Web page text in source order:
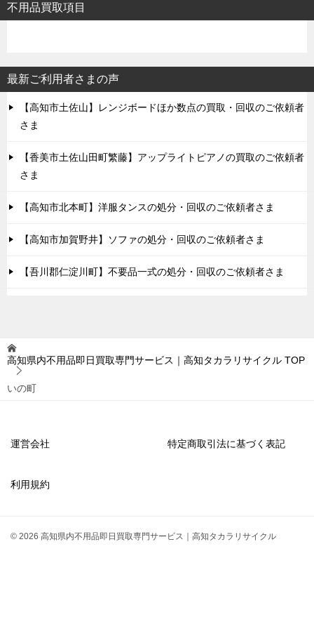
不用品買取項目
最新ご利用者さまの声
【高知市土佐山】レンジボードほか数点の買取・回収のご依頼者
さま
【香美市土佐山田町繁藤】アップライトピアノの買取のご依頼者
さま
【高知市北本町】洋服タンスの処分・回収のご依頼者さま
【高知市加賀野井】ソファの処分・回収のご依頼者さま
【吾川郡仁淀川町】不要品一式の処分・回収のご依頼者さま
高知県内不用品即日買取専門サービス｜高知タカラリサイクル TOP
いの町
運営会社 特定商取引法に基づく表記
利用規約
© 2026 高知県内不用品即日買取専門サービス｜高知タカラリサイクル